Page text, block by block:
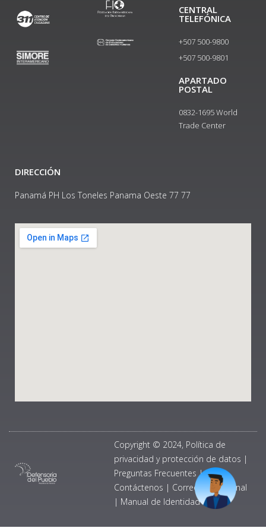
CENTRAL
TELEFÓNICA
+507 500-9800
+507 500-9801​
APARTADO
POSTAL
0832-1695 World
Trade Center
DIRECCIÓN
Panamá PH Los Toneles Panama Oeste 77 77
Copyright © 2024, Política de
privacidad y protección de datos |
Preguntas Frecuentes |
Contáctenos | Correo Institucional
| Manual de Identidad Visual